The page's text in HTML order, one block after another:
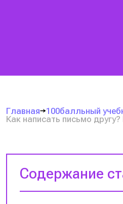
Главная
100балльный
Как написать письмо
Содержание